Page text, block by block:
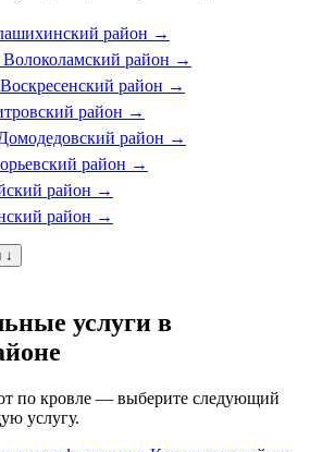
район →
Волоколамский район →
Воскресенский район →
район →
район →
район →
район →
район →
↓
услуги в
по кровле — выберите следующий
услугу.